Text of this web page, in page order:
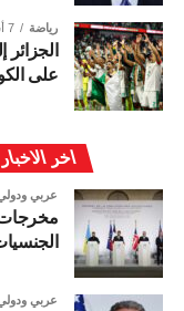
رياضة 7 أشهر مضت
على
اخر الاخبار
عربي
مخرجات
عربي